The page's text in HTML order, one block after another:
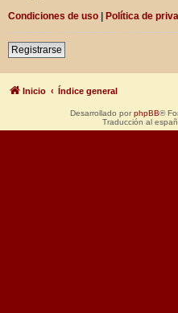
Condiciones de uso | Política de
Registrarse
Inicio Índice general
Desarrollado por phpBB®
Traducción al